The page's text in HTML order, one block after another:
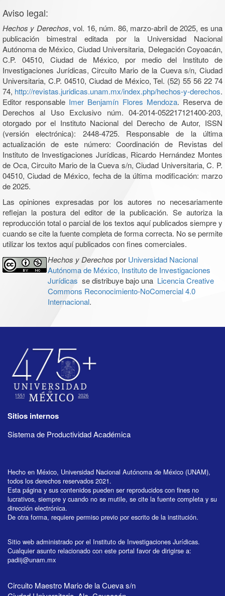
Aviso legal:
Hechos y Derechos, vol. 16, núm. 86, marzo-abril de 2025, es una
publicación bimestral editada por la Universidad Nacional
Autónoma de México, Ciudad Universitaria, Delegación Coyoacán,
C.P. 04510, Ciudad de México, por medio del Instituto de
Investigaciones Jurídicas, Circuito Mario de la Cueva s/n, Ciudad
Universitaria, C.P. 04510, Ciudad de México, Tel. (52) 55 56 22 74
74, http://revistas.juridicas.unam.mx/index.php/hechos-y-derechos.
Editor responsable Imer Benjamín Flores Mendoza. Reserva de
Derechos al Uso Exclusivo núm. 04-2014-052217121400-203,
otorgado por el Instituto Nacional del Derecho de Autor, ISSN
(versión electrónica): 2448-4725. Responsable de la última
actualización de este número: Coordinación de Revistas del
Instituto de Investigaciones Jurídicas, Ricardo Hernández Montes
de Oca, Circuito Mario de la Cueva s/n, Ciudad Universitaria, C. P.
04510, Ciudad de México, fecha de la última modificación: marzo
de 2025.
Las opiniones expresadas por los autores no necesariamente
reflejan la postura del editor de la publicación. Se autoriza la
reproducción total o parcial de los textos aquí publicados siempre y
cuando se cite la fuente completa de forma correcta. No se permite
utilizar los textos aquí publicados con fines comerciales.
Hechos y Derechos por Universidad Nacional
Autónoma de México, Instituto de Investigaciones
Jurídicas se distribuye bajo una Licencia Creative
Commons Reconocimiento-NoComercial 4.0
Internacional.
Sitios internos
Sistema de Productividad Académica
Hecho en México, Universidad Nacional Autónoma de México (UNAM),
todos los derechos reservados 2021.
Esta página y sus contenidos pueden ser reproducidos con fines no
lucrativos, siempre y cuando no se mutile, se cite la fuente completa y su
dirección electrónica.
De otra forma, requiere permiso previo por escrito de la institución.
Sitio web administrado por el Instituto de Investigaciones Jurídicas.
Cualquier asunto relacionado con este portal favor de dirigirse a:
padiij@unam.mx
Circuito Maestro Mario de la Cueva s/n